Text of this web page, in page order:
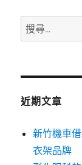
搜
尋
鍵
近期文章
新竹機車
衣架品牌